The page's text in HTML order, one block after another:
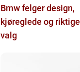
Bmw felger design,
kjøreglede og riktige
valg